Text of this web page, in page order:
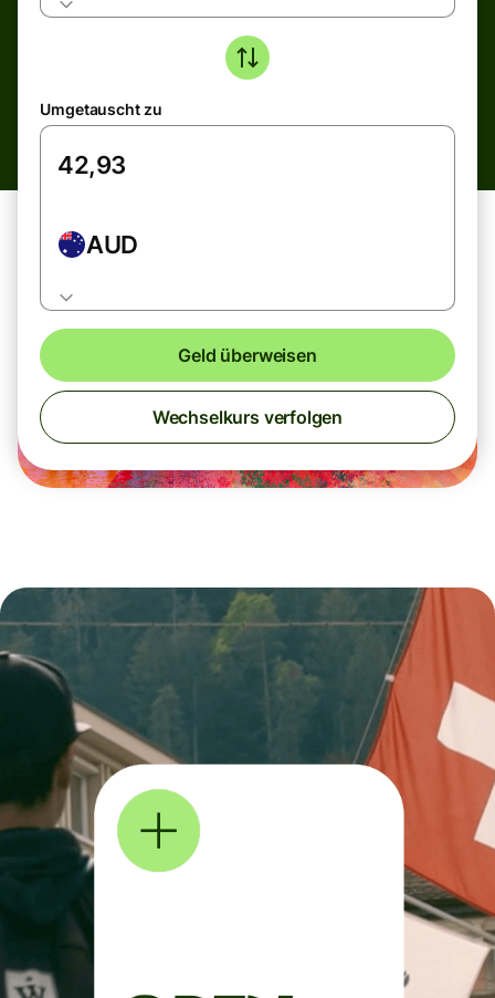
Umgetauscht zu
AUD
Geld überweisen
Wechselkurs verfolgen